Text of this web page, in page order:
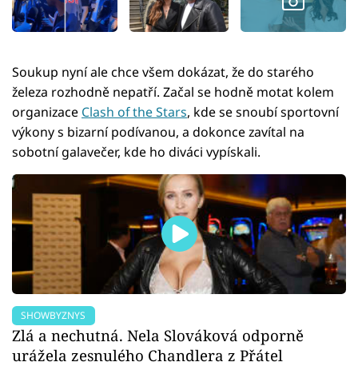
Soukup nyní ale chce všem dokázat, že do starého
železa rozhodně nepatří. Začal se hodně motat kolem
organizace Clash of the Stars, kde se snoubí sportovní
výkony s bizarní podívanou, a dokonce zavítal na
sobotní galavečer, kde ho diváci vypískali.
SHOWBYZNYS
Zlá a nechutná. Nela Slováková odporně
urážela zesnulého Chandlera z Přátel